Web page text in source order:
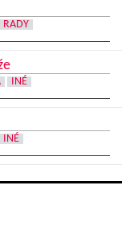
RADY
INÉ
INÉ